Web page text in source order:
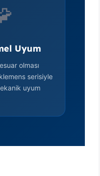
Uyum
olması
serisiyle
uyum